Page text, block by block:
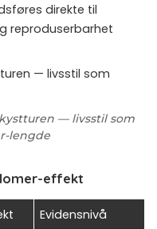
direkte til
reproduserbarhet
— livsstil som
lengde
effekt
Evidensnivå